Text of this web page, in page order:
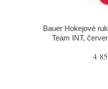
Bauer Hokejové
Team INT,
4